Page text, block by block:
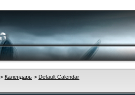
> Календарь > Default Calendar